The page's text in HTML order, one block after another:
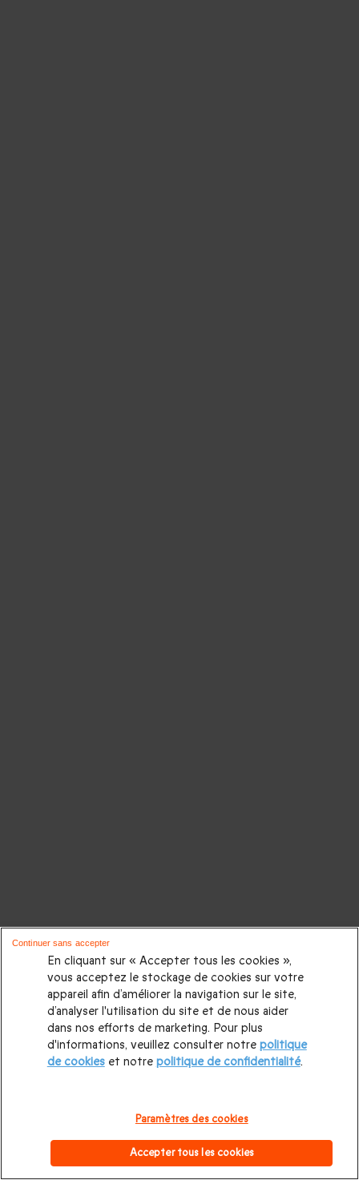
En cliquant sur « Accepter tous les cookies »,
vous acceptez le stockage de cookies sur votre
appareil afin d’améliorer la navigation sur le site,
d’analyser l'utilisation du site et de nous aider
dans nos efforts de marketing. Pour plus
d'informations, veuillez consulter notre politique
de cookieset notre politique de confidentialité.
Paramètres des cookies
Accepter tous les cookies
Continuer sans accepter